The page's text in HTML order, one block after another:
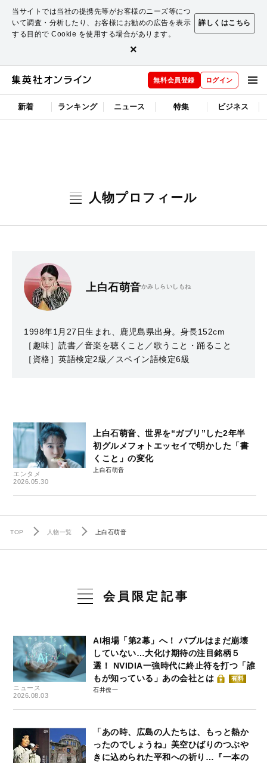
当サイトでは当社の提携先等がお客様のニーズ等につ
いて調査・分析したり、お客様にお勧めの広告を表示
する目的で Cookie を使用する場合があります。
詳しくはこちら
×
無料会員登録 ログイン
新着 ランキング ニュース 特集 ビジネス
人物プロフィール
上白石萌音かみしらいしもね
1998年1月27日生まれ、鹿児島県出身。身長152cm
［趣味］読書／音楽を聴くこと／歌うこと・踊ること
［資格］英語検定2級／スペイン語検定6級
エンタメ
2026.05.30
上白石萌音、世界を“ガブリ”した2年半
初グルメフォトエッセイで明かした「書
くこと」の変化
上白石萌音
TOP 人物一覧 上白石萌音
会員限定記事
ニュース
2026.08.03
AI相場「第2幕」へ！ バブルはまだ崩壊
していない…大化け期待の注目銘柄５
選！ NVIDIA一強時代に終止符を打つ「誰
もが知っている」あの会社とは
有料
石井僚一
「あの時、広島の人たちは、もっと熱か
ったのでしょうね」美空ひばりのつぶや
きに込められた平和への祈り…『一本の